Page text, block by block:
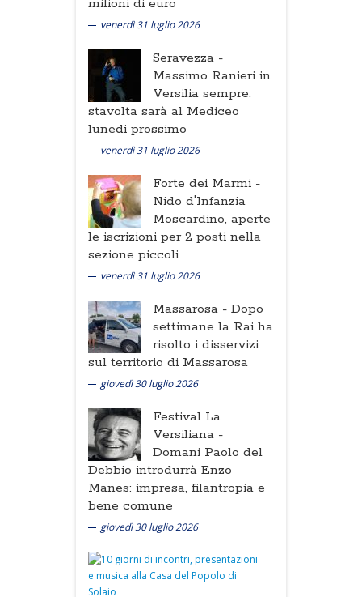
milioni di euro
venerdì 31 luglio 2026
Seravezza -
Massimo Ranieri in
Versilia sempre:
stavolta sarà al Mediceo
lunedi prossimo
venerdì 31 luglio 2026
Forte dei Marmi -
Nido d'Infanzia
Moscardino, aperte
le iscrizioni per 2 posti nella
sezione piccoli
venerdì 31 luglio 2026
Massarosa - Dopo
settimane la Rai ha
risolto i disservizi
sul territorio di Massarosa
giovedì 30 luglio 2026
Festival La
Versiliana -
Domani Paolo del
Debbio introdurrà Enzo
Manes: impresa, filantropia e
bene comune
giovedì 30 luglio 2026